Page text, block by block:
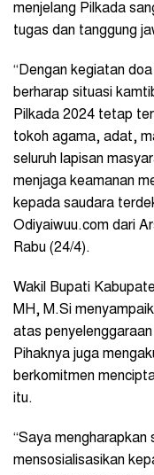
menjelang Pilkada
tugas dan tanggung
“Dengan kegiatan
berharap situasi
Pilkada 2024 tetap
tokoh agama, adat,
seluruh lapisan
menjaga keamanan
kepada saudara
Odiyaiwuu.com dari
Rabu (24/4).
Wakil Bupati
MH, M.Si
atas
Pihaknya juga
berkomitmen
itu.
“Saya
mensosialisasikan